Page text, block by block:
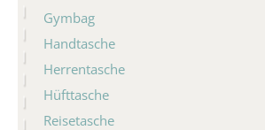
Gymbag
Handtasche
Herrentasche
Hüfttasche
Reisetasche